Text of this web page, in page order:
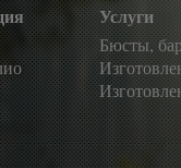
Услуги
Бюсты,